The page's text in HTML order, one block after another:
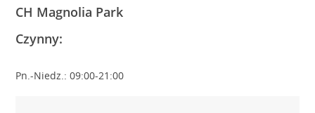
CH Magnolia Park
Czynny:
Pn.-Niedz.: 09:00-21:00